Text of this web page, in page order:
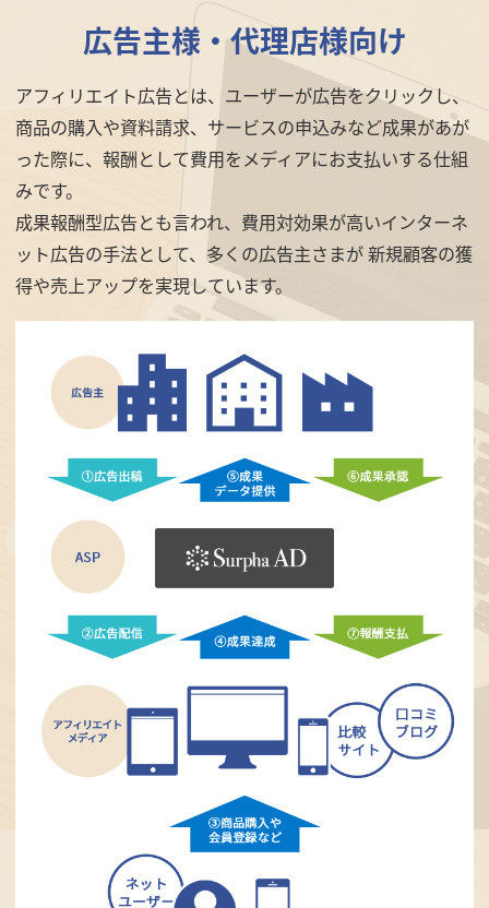
広告主様・代理店様向け
アフィリエイト広告とは、ユーザーが広告をクリックし、
商品の購入や資料請求、サービスの申込みなど成果があが
った際に、報酬として費用をメディアにお支払いする仕組
みです。
成果報酬型広告とも言われ、費用対効果が高いインターネ
ット広告の手法として、多くの広告主さまが 新規顧客の獲
得や売上アップを実現しています。